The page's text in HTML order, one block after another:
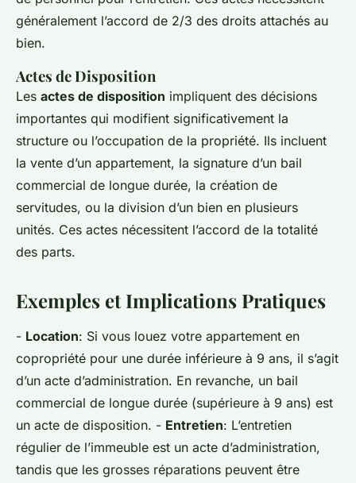
généralement l’accord de 2/3 des droits attachés au
bien.
Actes de Disposition
Les actes de disposition impliquent des décisions
importantes qui modifient significativement la
structure ou l’occupation de la propriété. Ils incluent
la vente d’un appartement, la signature d’un bail
commercial de longue durée, la création de
servitudes, ou la division d’un bien en plusieurs
unités. Ces actes nécessitent l’accord de la totalité
des parts.
Exemples et Implications Pratiques
- Location: Si vous louez votre appartement en
copropriété pour une durée inférieure à 9 ans, il s’agit
d’un acte d’administration. En revanche, un bail
commercial de longue durée (supérieure à 9 ans) est
un acte de disposition. - Entretien: L’entretien
régulier de l’immeuble est un acte d’administration,
tandis que les grosses réparations peuvent être